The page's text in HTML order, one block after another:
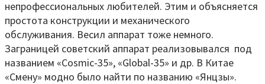
непрофессиональных любителей. Этим и объясняется
простота конструкции и механического
обслуживания. Весил аппарат тоже немного.
Заграницей советский аппарат реализовывался под
названием «Cosmic-35», «Global-35» и др. В Китае
«Смену» модно было найти по названию «Янцзы».